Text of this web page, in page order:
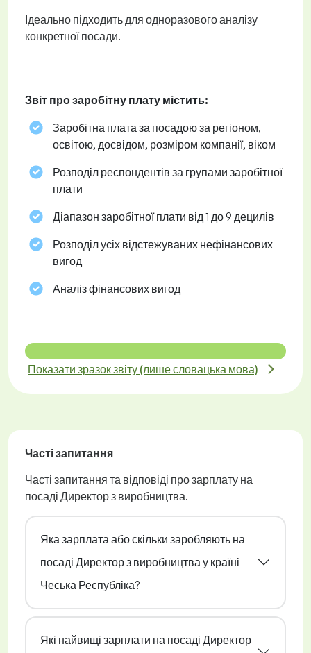
Ідеально підходить для одноразового аналізу
конкретної посади.
Звіт про заробітну плату містить:
Заробітна плата за посадою за регіоном,
освітою, досвідом, розміром компанії, віком
Розподіл респондентів за групами заробітної
плати
Діапазон заробітної плати від 1 до 9 децилів
Розподіл усіх відстежуваних нефінансових
вигод
Аналіз фінансових вигод
Показати зразок звіту (лише словацька мова)
Часті запитання
Часті запитання та відповіді про зарплату на
посаді Директор з виробництва.
Яка зарплата або скільки заробляють на
посаді Директор з виробництва у країні
Чеська Республіка?
Які найвищі зарплати на посаді Директор